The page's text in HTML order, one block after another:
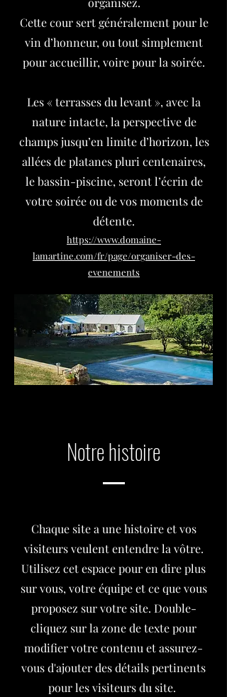
Cette cour sert généralement pour le
vin d’honneur, ou tout simplement
pour accueillir, voire pour la soirée.
Les « terrasses du levant », avec la
nature intacte, la perspective de
champs jusqu’en limite d’horizon, les
allées de platanes pluri centenaires,
le bassin-piscine, seront l’écrin de
votre soirée ou de vos moments de
détente.
https://www.domaine-
lamartine.com/fr/page/organiser-des-
evenements
Notre histoire
Chaque site a une histoire et vos
visiteurs veulent entendre la vôtre.
Utilisez cet espace pour en dire plus
sur vous, votre équipe et ce que vous
proposez sur votre site. Double-
cliquez sur la zone de texte pour
modifier votre contenu et assurez-
vous d'ajouter des détails pertinents
pour les visiteurs du site. ​